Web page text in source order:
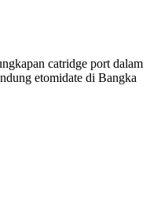
catridge port dalam
etomidate di Bangka